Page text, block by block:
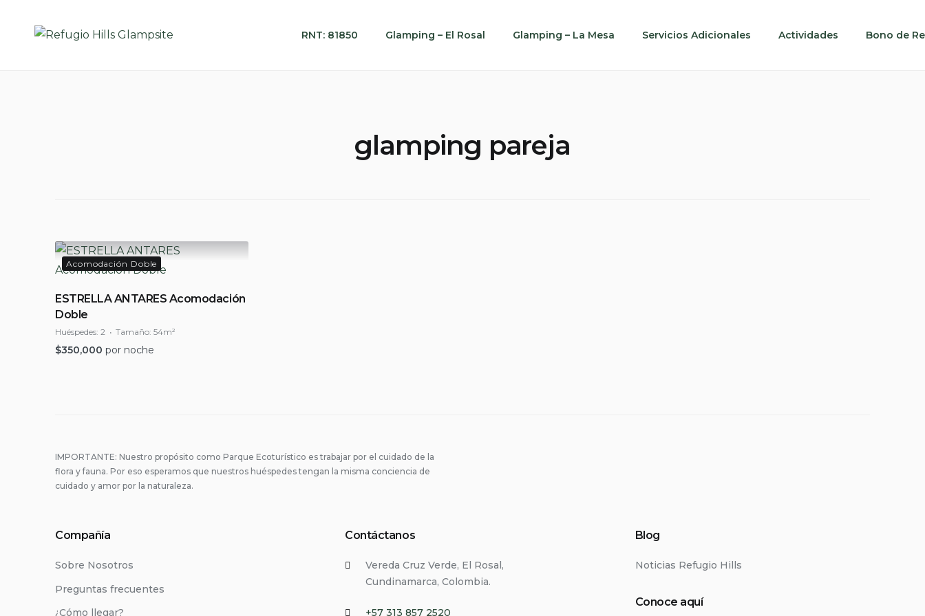
RNT: 81850 Glamping – El Rosal Glamping – La Mesa Servicios Adicionales Actividades Bono de
glamping pareja
Acomodación Doble
ESTRELLA ANTARES Acomodación
Doble
Huéspedes: 2 Tamaño: 54m²
$350,000 por noche
IMPORTANTE: Nuestro propósito como Parque Ecoturístico es trabajar por el cuidado de la
flora y fauna. Por eso esperamos que nuestros huéspedes tengan la misma conciencia de
cuidado y amor por la naturaleza.
Compañía
Sobre Nosotros
Preguntas frecuentes
¿Cómo llegar?
Contáctanos
Vereda Cruz Verde, El Rosal,
Cundinamarca, Colombia.
+57 313 857 2520
Blog
Noticias Refugio Hills
Conoce aquí